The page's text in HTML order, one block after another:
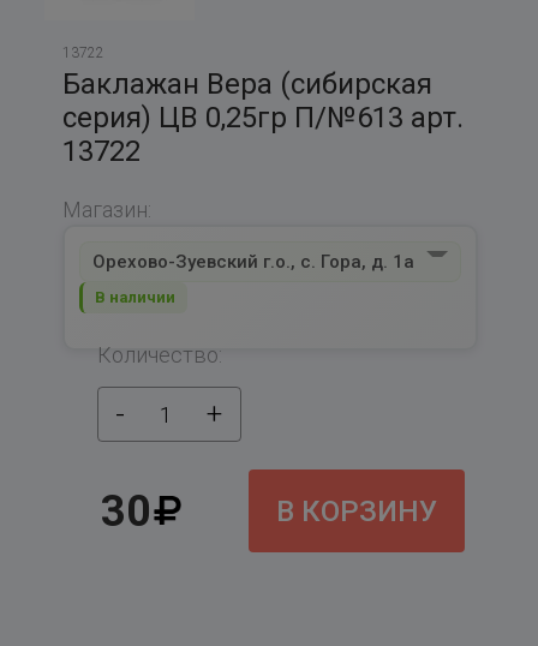
13722
Баклажан Вера (сибирская
серия) ЦВ 0,25гр П/№613 арт.
13722
Магазин:
Орехово-Зуевский г.о., с. Гора, д. 1а
В наличии
Количество:
- 1 +
30 В КОРЗИНУ